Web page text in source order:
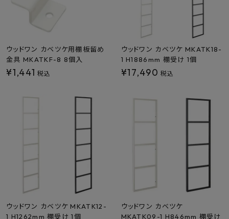
ウッドワン カベツケ用棚板留め
金具 MKATKF-8 8個入
¥1,441 税込
ウッドワン カベツケ MKATK18-
1 H1886mm 棚受け 1個
¥17,490 税込
ウッドワン カベツケ MKATK12-
1 H1262mm 棚受け 1個
ウッドワン カベツケ
MKATK09-1 H846mm 棚受け